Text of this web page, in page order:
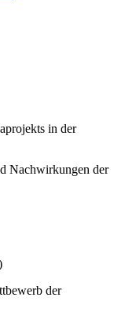
in der
Nachwirkungen der
der